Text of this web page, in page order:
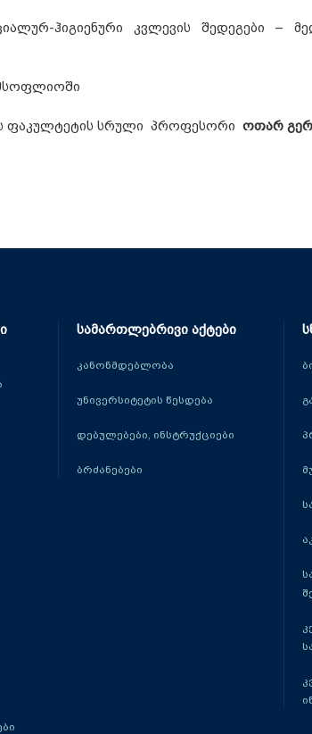
ჰიგიენური კვლევის შედეგები –
ფაკულტეტის სრული პროფესორი ოთარ
სამართლებრივი აქტები
კანონმდებლობა
უნივერსიტეტის წესდება
დებულებები, ინსტრუქციები
ბრძანებები